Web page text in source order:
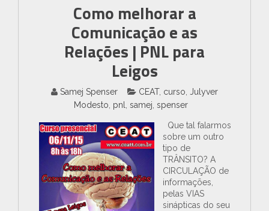
Como melhorar a
Comunicação e as
Relações | PNL para
Leigos
Samej Spenser CEAT, curso Julyver
Modesto pnl samej spenser
Que tal falarmos
sobre um outro
tipo de
TRÂNSITO? A
CIRCULAÇÃO de
informações,
pelas VIAS
sinápticas do seu